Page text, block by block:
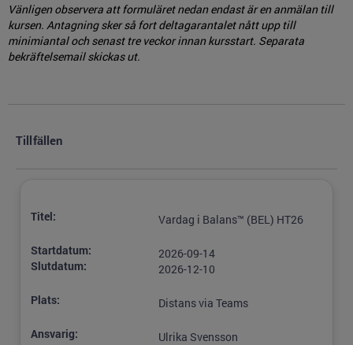
Vänligen observera att formuläret nedan endast är en anmälan till
kursen. Antagning sker så fort deltagarantalet nått upp till
minimiantal och senast tre veckor innan kursstart. Separata
bekräftelsemail skickas ut.
Tillfällen
Titel: Vardag i Balans™ (BEL) HT26
Startdatum:
Slutdatum:
2026-09-14
2026-12-10
Plats: Distans via Teams
Ansvarig: Ulrika Svensson